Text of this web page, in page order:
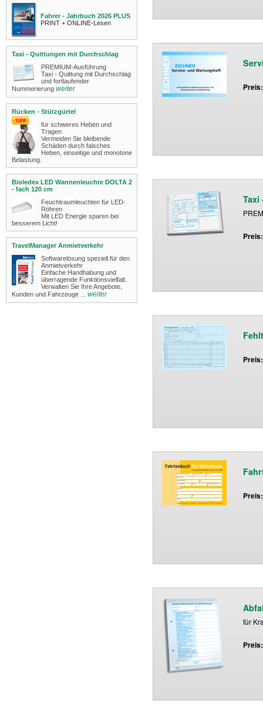
Fahrer - Jahrbuch 2026 PLUS
PRINT + ONLINE-Lesen
Taxi - Quittungen mit Durchschlag
PREMIUM-Ausführung
Taxi - Quittung mit Durchschlag
und fortlaufender
Nummerierung weiter
Rücken - Stützgürtel
für schweres Heben und
Tragen
Vermeiden Sie bleibende
Schäden durch falsches
Heben, einseitige und monotone
Belastung.
Bioledex LED Wannenleuchte DOLTA 2
- fach 120 cm
Feuchtraumleuchten für LED-
Röhren
Mit LED Energie sparen bei
besserem Licht!
TravelManager Anmietverkehr
Softwarelösung speziell für den
Anmietverkehr
Einfache Handhabung und
überragende Funktionsvielfalt.
Verwalten Sie Ihre Angebote,
Kunden und Fahrzeuge ...
weiter
Taxi
für